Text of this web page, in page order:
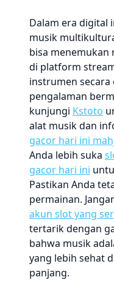
Dalam era digital
musik
bisa menemukan
di platform
instrumen secara
pengalaman
kunjungi Kstoto
alat musik dan
gacor hari ini
Anda lebih suka
gacor hari ini
Pastikan Anda
permainan.
akun slot yang
tertarik dengan
bahwa musik
yang lebih sehat
panjang.